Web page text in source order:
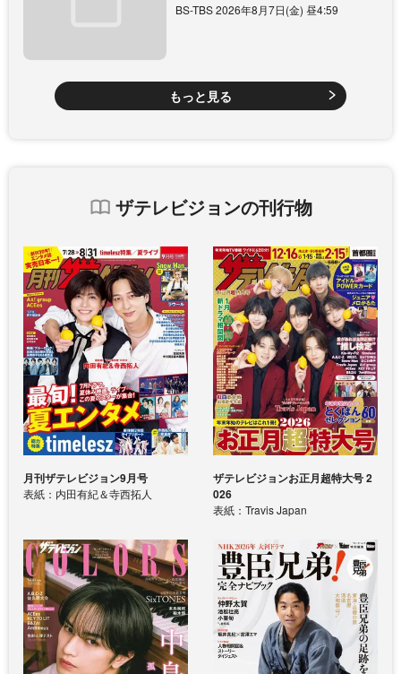
BS-TBS 2026年8月7日(金) 昼4:59
もっと見る
ザテレビジョンの刊行物
月刊ザテレビジョン9月号
表紙：内田有紀＆寺西拓人
ザテレビジョンお正月超特大号 2
026
表紙：Travis Japan